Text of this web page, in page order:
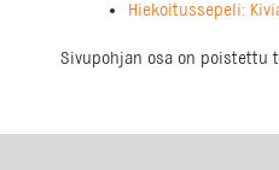
Hiekoitussepeli:
Sivupohjan osa on poistettu